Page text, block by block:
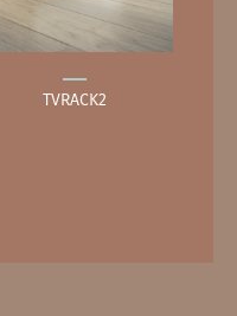
TVRACK2